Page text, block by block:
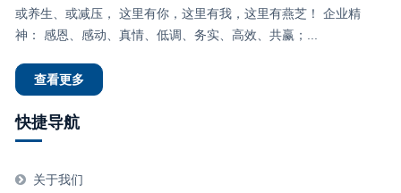
或养生、或减压， 这里有你，这里有我，这里有燕芝！ 企业精
神： 感恩、感动、真情、低调、务实、高效、共赢；...
查看更多
快捷导航
关于我们